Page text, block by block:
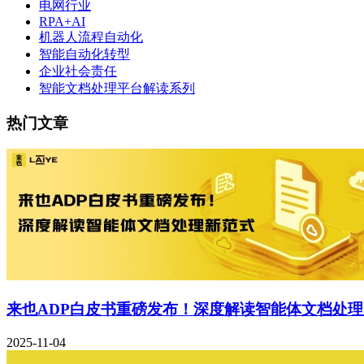
电网行业
RPA+AI
机器人流程自动化
智能自动化转型
企业社会责任
智能文档处理平台解读系列
热门文章
来也ADP白皮书重磅发布！深度解读智能体文档处
2025-11-04